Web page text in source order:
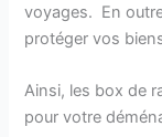
voyages. En
protéger vos
Ainsi, les box de
pour votre